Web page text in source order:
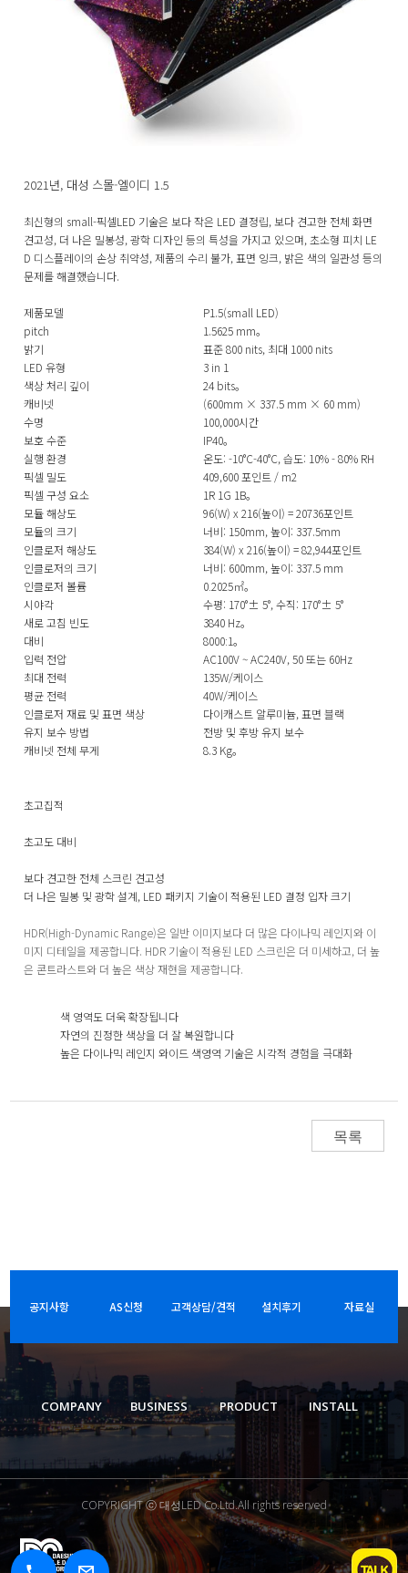
2021년, 대성 스몰-엘이디 1.5
최신형의 small-픽셀LED 기술은 보다 작은 LED 결정립, 보다 견고한 전체 화면
견고성, 더 나은 밀봉성, 광학 디자인 등의 특성을 가지고 있으며, 초소형 피치 LE
D 디스플레이의 손상 취약성, 제품의 수리 불가, 표면 잉크, 밝은 색의 일관성 등의
문제를 해결했습니다.
제품모델
P1.5(small LED)
pitch
1.5625 mm。
밝기
표준 800 nits, 최대 1000 nits
LED 유형
3 in 1
색상 처리 깊이
24 bits。
캐비넷
(600mm × 337.5 mm × 60 mm)
수명
100,000시간
보호 수준
IP40。
실행 환경
온도: -10°C-40°C, 습도: 10% - 80% RH
픽셀 밀도
409,600 포인트 / m2
픽셀 구성 요소
1R 1G 1B。
모듈 해상도
96(W) x 216(높이) = 20736포인트
모듈의 크기
너비: 150mm, 높이: 337.5mm
인클로저 해상도
384(W) x 216(높이) = 82,944포인트
인클로저의 크기
너비: 600mm, 높이: 337.5 mm
인클로저 볼륨
0.2025㎡。
시야각
수평: 170°± 5°, 수직: 170°± 5°
새로 고침 빈도
3840 Hz。
대비
8000:1。
입력 전압
AC100V ~ AC240V, 50 또는 60Hz
최대 전력
135W/케이스
평균 전력
40W/케이스
인클로저 재료 및 표면 색상
다이캐스트 알루미늄, 표면 블랙
유지 보수 방법
전방 및 후방 유지 보수
캐비넷 전체 무게
8.3 Kg。
초고집적
초고도 대비
보다 견고한 전체 스크린 견고성
더 나은 밀봉 및 광학 설계, LED 패키지 기술이 적용된 LED 결정 입자 크기
HDR(High-Dynamic Range)은 일반 이미지보다 더 많은 다이나믹 레인지와 이
미지 디테일을 제공합니다. HDR 기술이 적용된 LED 스크린은 더 미세하고, 더 높
은 콘트라스트와 더 높은 색상 재현을 제공합니다.
색 영역도 더욱 확장됩니다
자연의 진정한 색상을 더 잘 복원합니다
높은 다이나믹 레인지 와이드 색영역 기술은 시각적 경험을 극대화
목록
공지사항 AS신청 고객상담/견적 설치후기 자료실
COMPANY BUSINESS PRODUCT INSTALL
COPYRIGHT ⓒ 대성LED Co.Ltd.All rights reserved